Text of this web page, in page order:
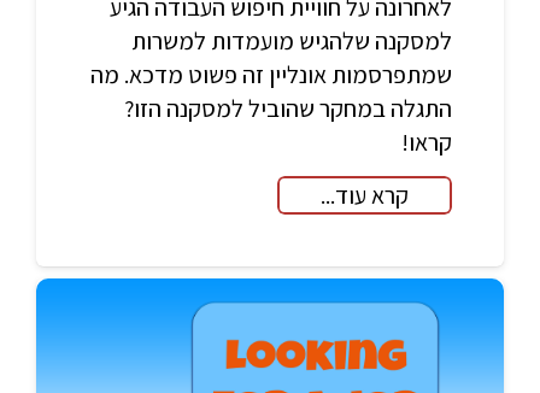
לאחרונה על חוויית חיפוש העבודה הגיע
למסקנה שלהגיש מועמדות למשרות
שמתפרסמות אונליין זה פשוט מדכא. מה
התגלה במחקר שהוביל למסקנה הזו?
קראו!
קרא עוד...